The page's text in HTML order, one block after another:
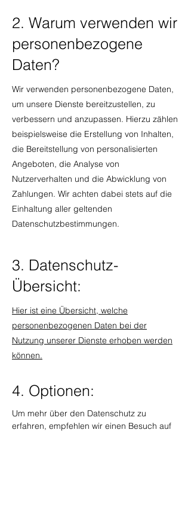
2. Warum verwenden wir
personenbezogene
Daten?
Wir verwenden personenbezogene Daten,
um unsere Dienste bereitzustellen, zu
verbessern und anzupassen. Hierzu zählen
beispielsweise die Erstellung von Inhalten,
die Bereitstellung von personalisierten
Angeboten, die Analyse von
Nutzerverhalten und die Abwicklung von
Zahlungen. Wir achten dabei stets auf die
Einhaltung aller geltenden
Datenschutzbestimmungen.
3. Datenschutz-
Übersicht:
Hier ist eine Übersicht, welche
personenbezogenen Daten bei der
Nutzung unserer Dienste erhoben werden
können.
4. Optionen:
Um mehr über den Datenschutz zu
erfahren, empfehlen wir einen Besuch auf